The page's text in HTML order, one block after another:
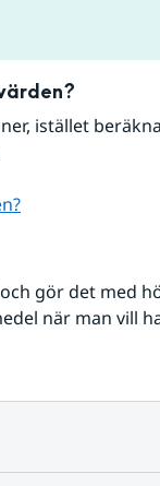
istället
gör det med
när man vill